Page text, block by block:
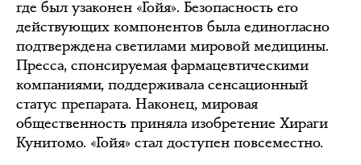
где был узаконен «Гойя». Безопасность его
действующих компонентов была единогласно
подтверждена светилами мировой медицины.
Пресса, спонсируемая фармацевтическими
компаниями, поддерживала сенсационный
статус препарата. Наконец, мировая
общественность приняла изобретение Хираги
Кунитомо. «Гойя» стал доступен повсеместно.